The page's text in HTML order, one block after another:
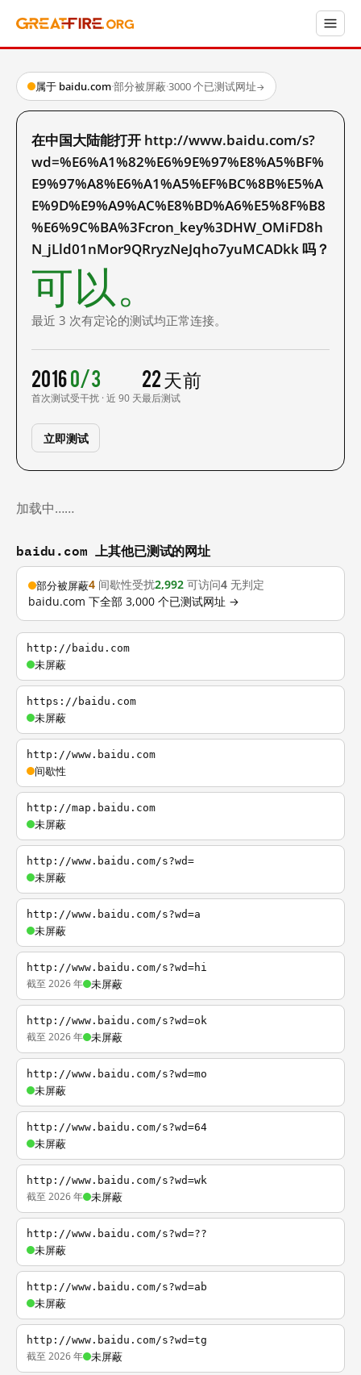
属于 baidu.com·部分被屏蔽·3000 个已测试网址→
在中国大陆能打开 http://www.baidu.com/s?
wd=%E6%A1%82%E6%9E%97%E8%A5%BF%
E9%97%A8%E6%A1%A5%EF%BC%8B%E5%A
E%9D%E9%A9%AC%E8%BD%A6%E5%8F%B8
%E6%9C%BA%3Fcron_key%3DHW_OMiFD8h
N_jLld01nMor9QRryzNeJqho7yuMCADkk 吗？
可以。
最近 3 次有定论的测试均正常连接。
2016
首次测试
0/3
受干扰 · 近 90 天
22 天前
最后测试
立即测试
加载中……
baidu.com 上其他已测试的网址
部分被屏蔽4 间歇性受扰2,992 可访问4 无判定
baidu.com 下全部 3,000 个已测试网址 →
http://baidu.com
未屏蔽
https://baidu.com
未屏蔽
http://www.baidu.com
间歇性
http://map.baidu.com
未屏蔽
http://www.baidu.com/s?wd=
未屏蔽
http://www.baidu.com/s?wd=a
未屏蔽
http://www.baidu.com/s?wd=hi
截至 2026 年 未屏蔽
http://www.baidu.com/s?wd=ok
截至 2026 年 未屏蔽
http://www.baidu.com/s?wd=mo
未屏蔽
http://www.baidu.com/s?wd=64
未屏蔽
http://www.baidu.com/s?wd=wk
截至 2026 年 未屏蔽
http://www.baidu.com/s?wd=??
未屏蔽
http://www.baidu.com/s?wd=ab
未屏蔽
http://www.baidu.com/s?wd=tg
截至 2026 年 未屏蔽